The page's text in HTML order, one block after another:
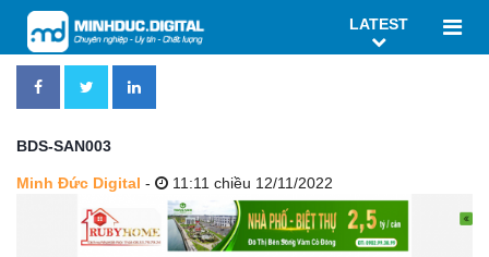
LATEST
BDS-SAN003
Minh Đức Digital - 11:11 chiều 12/11/2022